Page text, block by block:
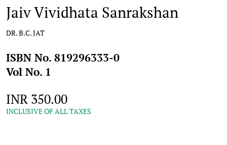
Jaiv Vividhata Sanrakshan
DR. B.C. JAT
ISBN No. 819296333-0
Vol No. 1
INR 350.00
INCLUSIVE OF ALL TAXES